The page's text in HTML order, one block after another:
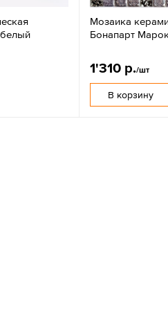
Мозаика
Бонапарт
1'310 р./шт
В корзину